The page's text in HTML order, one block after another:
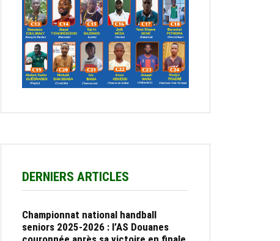
DERNIERS ARTICLES
Championnat national handball
seniors 2025-2026 : l’AS Douanes